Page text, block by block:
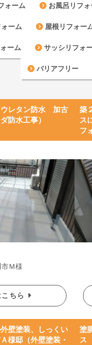
ォーム お風呂リフォ
ーム 屋根リフォー
ーム サッシリフォ
バリアフリー
ウレタン防水 加古
防水工事）
Ｍ様
ちら
築
ス
フ
壁塗装、しっくい
様邸（外壁塗装・
塗
ス